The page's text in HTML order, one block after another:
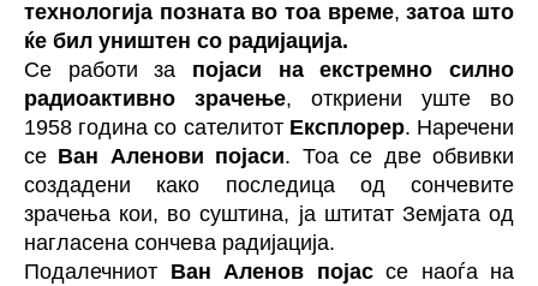
технологија позната во тоа време, затоа што
ќе бил уништен со радијација.
Се работи за појаси на екстремно силно
радиоактивно зрачење, откриени уште во
1958 година со сателитот Експлорер. Наречени
се Ван Аленови појаси. Тоа се две обвивки
создадени како последица од сончевите
зрачења кои, во суштина, ја штитат Земјата од
нагласена сончева радијација.
Подалечниот Ван Аленов појассе наоѓа на